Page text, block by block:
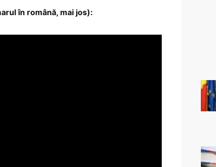
în română, mai jos):